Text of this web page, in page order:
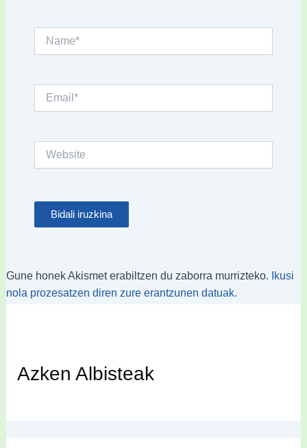
Gune honek Akismet erabiltzen du zaborra murrizteko.
Ikusi
nola prozesatzen diren zure erantzunen datuak.
Azken Albisteak